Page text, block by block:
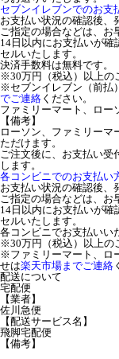
セブンイレブンでのお支
お支払い状況の確認後、
ご指定の場合などは、お
14日以内にお支払いが
セルいたします。
決済手数料は無料です。
※30万円（税込）以上の
※セブンイレブン（前払
でご連絡 ください。
ファミリーマート、ロー
【備考】
ローソン、ファミリーマ
ただけます。
ご注文後に、お支払い
します。
各コンビニでのお支払い
お支払い状況の確認後、
ご指定の場合などは、お
14日以内にお支払いが
セルいたします。
各コンビニでお支払いい
※30万円（税込）以上の
※ファミリーマート、ロ
せは楽天市場までご連絡
配送について
宅配便
【業者】
佐川急便
【配送サービス名】
飛脚宅配便
【備考】